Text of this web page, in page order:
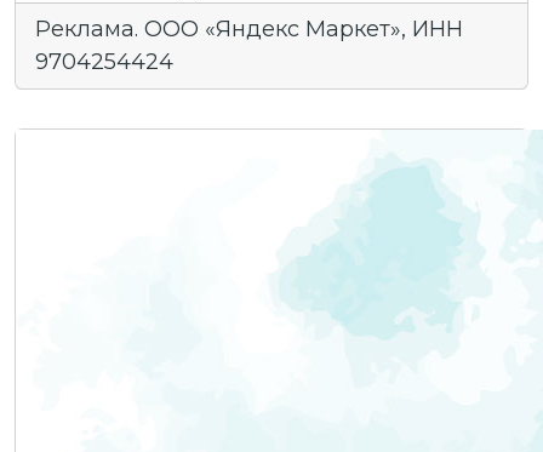
Реклама. ООО «Яндекс Маркет», ИНН
9704254424